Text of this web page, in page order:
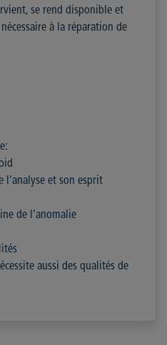
se rend disponible et
à la réparation de
l’analyse et son esprit
de l’anomalie
aussi des qualités de